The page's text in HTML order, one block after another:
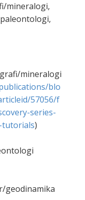
mineralogi,
mineralogi
blo
57056/f
series-
tutorials)
geodinamika